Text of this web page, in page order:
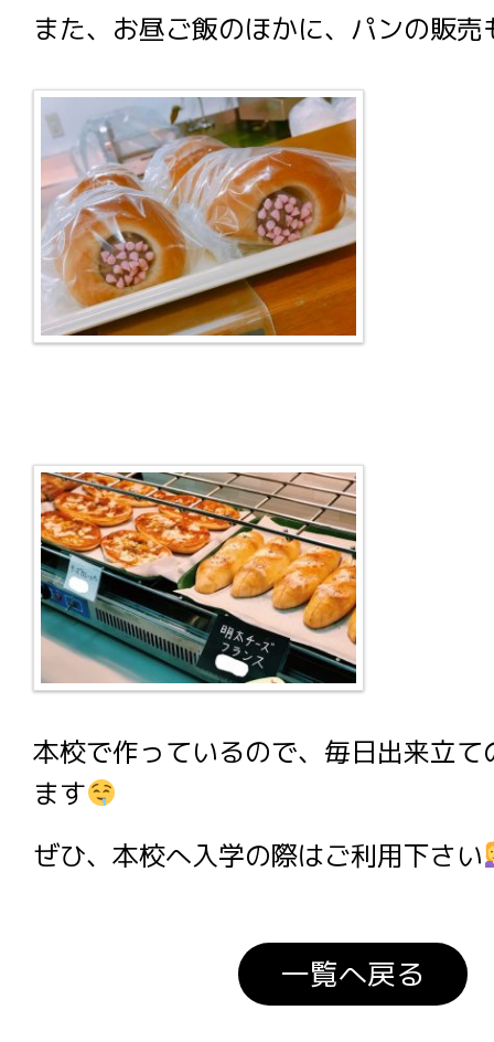
また、お昼ご飯のほかに、パンの販売
本校で作っているので、毎日出来立て
ます
ぜひ、本校へ入学の際はご利用下さい
一覧へ戻る